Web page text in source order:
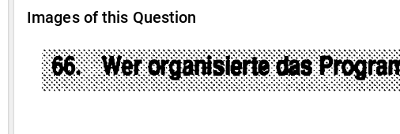
Images of this Question